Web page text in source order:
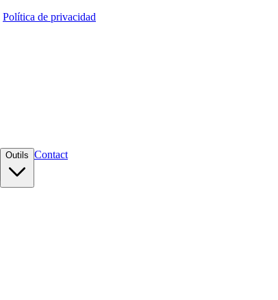
Política de privacidad
Outils Contact